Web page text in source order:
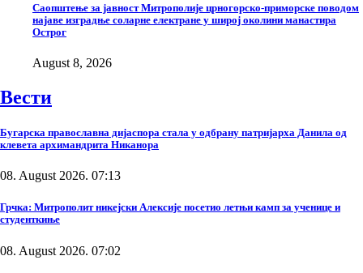
Саопштење за јавност Митрополије црногорско-приморске поводом
најаве изградње соларне електране у широј околини манастира
Острог
August 8, 2026
Вести
Бугарска православна дијаспора стала у одбрану патријарха Данила од
клевета архимандрита Никанора
08. August 2026. 07:13
Грчка: Митрополит никејски Алексије посетио летњи камп за ученице и
студенткиње
08. August 2026. 07:02